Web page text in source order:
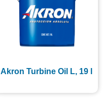
Akron Turbine Oil L, 19 l